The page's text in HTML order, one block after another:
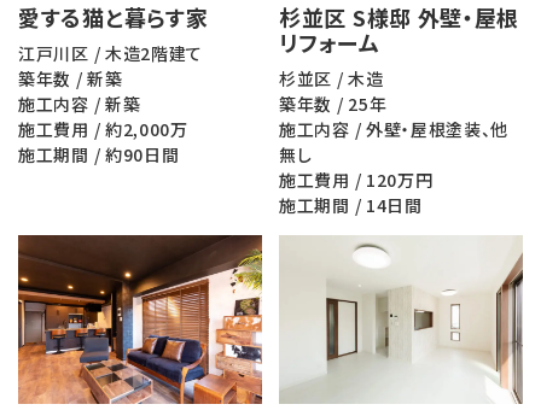
愛する猫と暮らす家
江戸川区 / 木造2階建て
築年数 / 新築
施工内容 / 新築
施工費用 / 約2,000万
施工期間 / 約90日間
杉並区 S様邸 外壁・屋根
リフォーム
杉並区 / 木造
築年数 / 25年
施工内容 / 外壁・屋根塗装、他
無し
施工費用 / 120万円
施工期間 / 14日間